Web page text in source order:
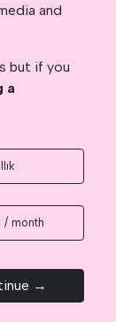
and
but if you
a
/ month
→